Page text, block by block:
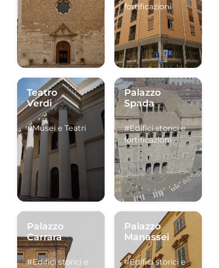
fortificazioni
Teatro
Verdi
#Musei e Teatri
Palazzo
Spada
#Edifici storici e
fortificazioni
Palazzo
Carrara
#Edifici storici e
Palazzo
Manassei
#Edifici storici e